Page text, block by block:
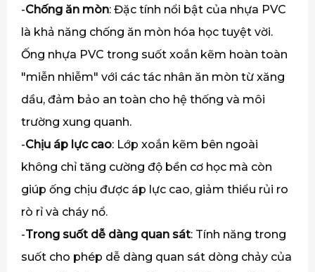
-Chống ăn mòn: Đặc tính nổi bật của nhựa PVC
là khả năng chống ăn mòn hóa học tuyệt vời.
Ống nhựa PVC trong suốt xoắn kẽm hoàn toàn
"miễn nhiễm" với các tác nhân ăn mòn từ xăng
dầu, đảm bảo an toàn cho hệ thống và môi
trường xung quanh.
-Chịu áp lực cao: Lớp xoắn kẽm bên ngoài
không chỉ tăng cường độ bền cơ học mà còn
giúp ống chịu được áp lực cao, giảm thiểu rủi ro
rò rỉ và cháy nổ.
-Trong suốt dễ dàng quan sát: Tính năng trong
suốt cho phép dễ dàng quan sát dòng chảy của